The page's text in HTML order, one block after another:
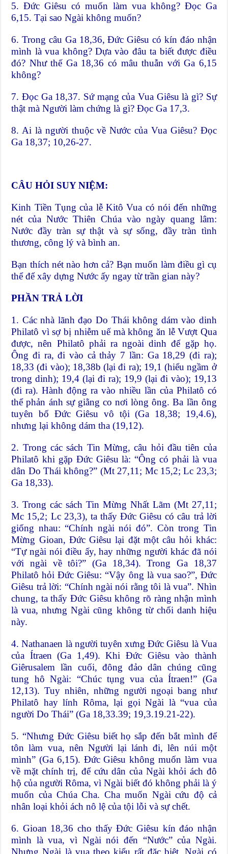
5. Đức Giêsu có muốn làm vua không? Đọc Ga
6,15. Tại sao Ngài không muốn?
6. Trong câu Ga 18,36, Đức Giêsu có kín đáo nhận
mình là vua không? Dựa vào đâu ta biết được điều
đó? Như thế Ga 18,36 có mâu thuẫn với Ga 6,15
không?
7. Đọc Ga 18,37. Sứ mạng của Vua Giêsu là gì? Sự
thật mà Người làm chứng là gì? Đọc Ga 17,3.
8. Ai là người thuộc về Nước của Vua Giêsu? Đọc
Ga 18,37; 10,26-27.
CÂU HỎI SUY NIỆM:
Kinh Tiền Tụng của lễ Kitô Vua có nói đến những
nét của Nước Thiên Chúa vào ngày quang lâm:
Nước đầy tràn sự thật và sự sống, đầy tràn tình
thương, công lý và bình an.
Bạn thích nét nào hơn cả? Bạn muốn làm điều gì cụ
thể để xây dựng Nước ấy ngay từ trần gian này?
PHẦN TRẢ LỜI
1. Các nhà lãnh đạo Do Thái không dám vào dinh
Philatô vì sợ bị nhiễm uế mà không ăn lễ Vượt Qua
được, nên Philatô phải ra ngoài dinh để gặp họ.
Ông đi ra, đi vào cả thảy 7 lần: Ga 18,29 (đi ra);
18,33 (đi vào); 18,38b (lại đi ra); 19,1 (hiểu ngầm ở
trong dinh); 19,4 (lại đi ra); 19,9 (lại đi vào); 19,13
(đi ra). Hành động ra vào nhiều lần của Philatô có
thể phản ánh sự giằng co nơi lòng ông. Ba lần ông
tuyên bố Đức Giêsu vô tội (Ga 18,38; 19,4.6),
nhưng lại không dám tha (19,12).
2. Trong các sách Tin Mừng, câu hỏi đầu tiên của
Philatô khi gặp Đức Giêsu là: “Ông có phải là vua
dân Do Thái không?” (Mt 27,11; Mc 15,2; Lc 23,3;
Ga 18,33).
3. Trong các sách Tin Mừng Nhất Lãm (Mt 27,11;
Mc 15,2; Lc 23,3), ta thấy Đức Giêsu có câu trả lời
giống nhau: “Chính ngài nói đó”. Còn trong Tin
Mừng Gioan, Đức Giêsu lại đặt một câu hỏi khác:
“Tự ngài nói điều ấy, hay những người khác đã nói
với ngài về tôi?” (Ga 18,34). Trong Ga 18,37
Philatô hỏi Đức Giêsu: “Vậy ông là vua sao?”, Đức
Giêsu trả lời: “Chính ngài nói rằng tôi là vua”. Nhìn
chung, ta thấy Đức Giêsu không rõ ràng nhận mình
là vua, nhưng Ngài cũng không từ chối danh hiệu
này.
4. Nathanaen là người tuyên xưng Đức Giêsu là Vua
của Ítraen (Ga 1,49). Khi Đức Giêsu vào thành
Giêrusalem lần cuối, đông đảo dân chúng cũng
tung hô Ngài: “Chúc tụng vua của Ítraen!” (Ga
12,13). Tuy nhiên, những người ngoại bang như
Philatô hay lính Rôma, lại gọi Ngài là “vua của
người Do Thái” (Ga 18,33.39; 19,3.19.21-22).
5. “Nhưng Đức Giêsu biết họ sắp đến bắt mình để
tôn làm vua, nên Người lại lánh đi, lên núi một
mình” (Ga 6,15). Đức Giêsu không muốn làm vua
về mặt chính trị, để cứu dân của Ngài khỏi ách đô
hộ của người Rôma, vì Ngài biết đó không phải là ý
muốn của Chúa Cha. Cha muốn Ngài cứu độ cả
nhân loại khỏi ách nô lệ của tội lỗi và sự chết.
6. Gioan 18,36 cho thấy Đức Giêsu kín đáo nhận
mình là vua, vì Ngài nói đến “Nước” của Ngài.